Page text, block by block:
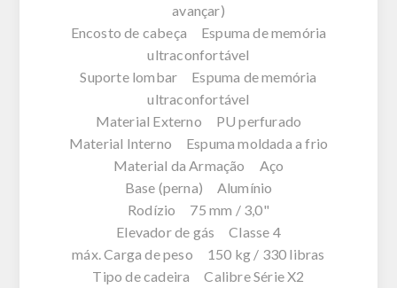
avançar)
Encosto de cabeça Espuma de memória
ultraconfortável
Suporte lombar Espuma de memória
ultraconfortável
Material Externo PU perfurado
Material Interno Espuma moldada a frio
Material da Armação Aço
Base (perna) Alumínio
Rodízio 75 mm / 3,0"
Elevador de gás Classe 4
máx. Carga de peso 150 kg / 330 libras
Tipo de cadeira Calibre Série X2